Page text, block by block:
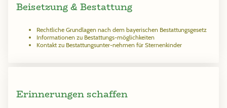
Beisetzung & Bestattung
Rechtliche Grundlagen nach dem bayerischen Bestattungsgesetz
Informationen zu Bestattungs-möglichkeiten
Kontakt zu Bestattungsunter-nehmen für Sternenkinder
Erinnerungen schaffen